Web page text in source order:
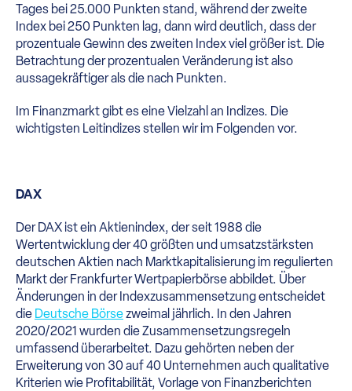
Tages bei 25.000 Punkten stand, während der zweite
Index bei 250 Punkten lag, dann wird deutlich, dass der
prozentuale Gewinn des zweiten Index viel größer ist. Die
Betrachtung der prozentualen Veränderung ist also
aussagekräftiger als die nach Punkten.
Im Finanzmarkt gibt es eine Vielzahl an Indizes. Die
wichtigsten Leitindizes stellen wir im Folgenden vor.
DAX
Der DAX ist ein Aktienindex, der seit 1988 die
Wertentwicklung der 40 größten und umsatzstärksten
deutschen Aktien nach Marktkapitalisierung im regulierten
Markt der Frankfurter Wertpapierbörse abbildet. Über
Änderungen in der Indexzusammensetzung entscheidet
die Deutsche Börsezweimal jährlich. In den Jahren
2020/2021 wurden die Zusammensetzungsregeln
umfassend überarbeitet. Dazu gehörten neben der
Erweiterung von 30 auf 40 Unternehmen auch qualitative
Kriterien wie Profitabilität, Vorlage von Finanzberichten